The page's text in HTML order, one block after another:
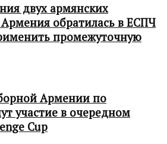
двух армянских
обратилась в ЕСПЧ
промежуточную
Армении по
участие в очередном
Cup